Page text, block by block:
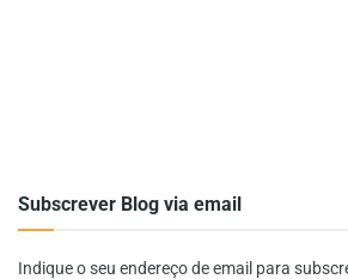
Subscrever Blog via email
Indique o seu endereço de email para